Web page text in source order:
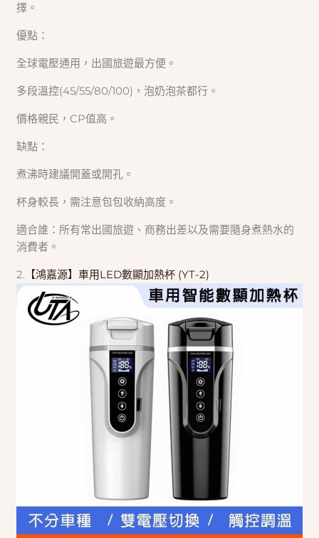
擇。
優點：
全球電壓通用，出國旅遊最方便。
多段溫控(45/55/80/100)，泡奶泡茶都行。
價格親民，CP值高。
缺點：
煮沸時建議開蓋或開孔。
杯身較長，需注意包包收納高度。
適合誰：所有常出國旅遊、商務出差以及需要隨身煮熱水的
消費者。
2. 【鴻嘉源】車用LED數顯加熱杯 (YT-2)